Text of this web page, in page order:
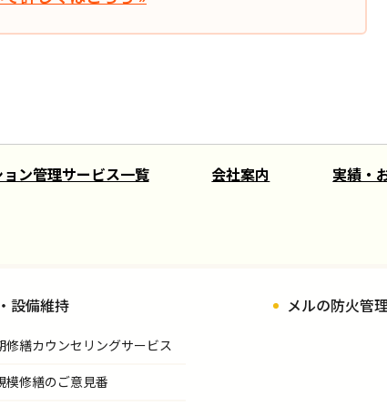
ョン管理サービス一覧 会社案内 実績・
設備維持
修繕カウンセリングサービス
模修繕のご意見番
メルの防火管